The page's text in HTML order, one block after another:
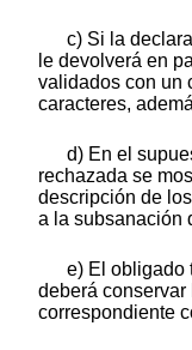
c) Si la
le devolverá en
validados con un
caracteres,
d) En el
rechazada se
descripción de
a la subsanación
e) El obligado
deberá conservar
correspondiente